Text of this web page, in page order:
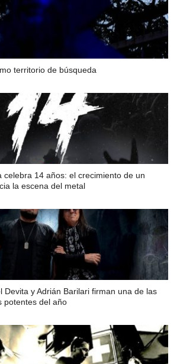
territorio de búsqueda
celebra 14 años: el crecimiento de un
la escena del metal
Devita y Adrián Barilari firman una de las
potentes del año